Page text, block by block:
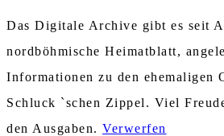
Das Digitale Archive gibt es seit
nordböhmische Heimatblatt,
Informationen zu den ehemaligen
Schluck `schen Zippel. Viel
den Ausgaben. Verwerfen